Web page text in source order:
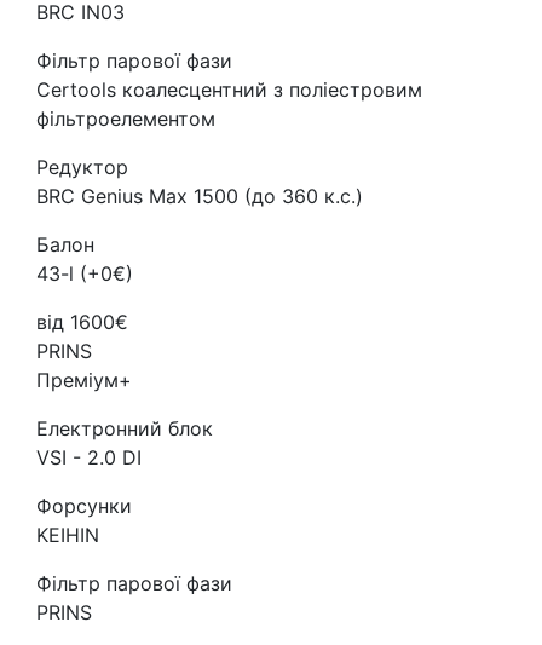
BRC IN03
Фільтр парової фази
Certools коалесцентний з поліестровим
фільтроелементом
Редуктор
BRC Genius Max 1500 (до 360 к.с.)
Балон
43-l (+0€)
від 1600€
PRINS
Преміум+
Електронний блок
VSI - 2.0 DI
Форсунки
KEIHIN
Фільтр парової фази
PRINS